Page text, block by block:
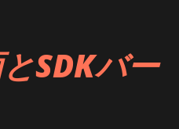
です デモ動画1 自動
デモ動画2 暖炉のよう
SDKバー